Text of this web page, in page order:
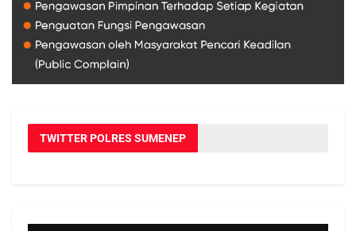
TWITTER POLRES SUMENEP